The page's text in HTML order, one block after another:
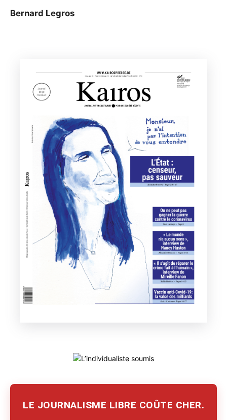
Bernard Legros
LE JOURNALISME LIBRE COÛTE CHER.